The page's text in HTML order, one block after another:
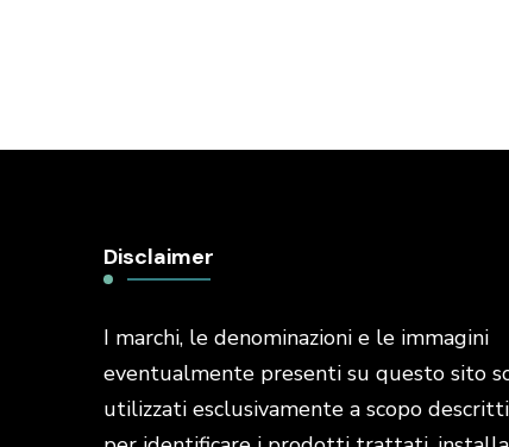
Disclaimer
I marchi, le denominazioni e le immagini
eventualmente presenti su questo sito
utilizzati esclusivamente a scopo